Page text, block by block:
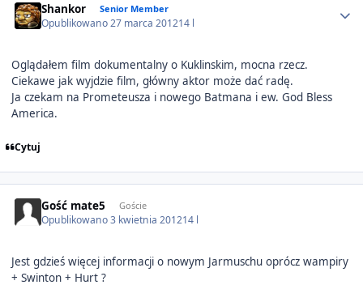
Shankor Senior Member
Opublikowano27 marca 201214 l
Oglądałem film dokumentalny o Kuklinskim, mocna rzecz.
Ciekawe jak wyjdzie film, główny aktor może dać radę.
Ja czekam na Prometeusza i nowego Batmana i ew. God Bless
America.
Cytuj
Gość mate5 Goście
Opublikowano3 kwietnia 201214 l
Jest gdzieś więcej informacji o nowym Jarmuschu oprócz wampiry
+ Swinton + Hurt ?